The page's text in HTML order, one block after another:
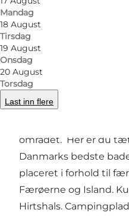
Mandag
18 August
Tirsdag
19 August
Onsdag
20 August
Torsdag
Last inn flere
© Visit Hirtshals
Tornby Strand
området. Her er du
Danmarks bedste
placeret i forhold til
Færøerne og Island.
Hirtshals.